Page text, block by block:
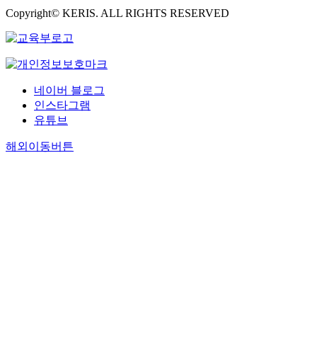
Copyright© KERIS. ALL RIGHTS RESERVED
네이버 블로그
인스타그램
유튜브
해외이동버튼